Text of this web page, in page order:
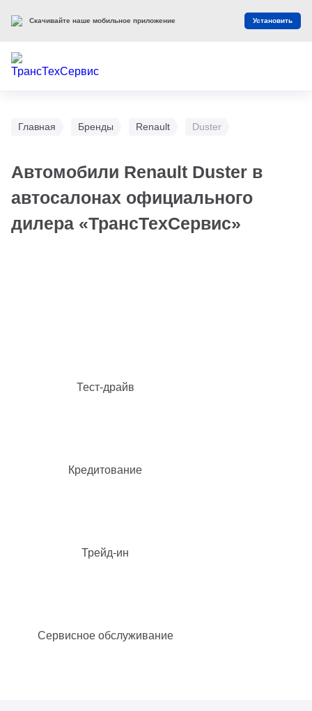
Главная Бренды Renault Duster
Автомобили Renault Duster в
автосалонах официального
дилера «ТрансТехСервис»
Тест-драйв
Кредитование
Трейд-ин
Сервисное обслуживание
Скачивайте наше мобильное приложение Установить